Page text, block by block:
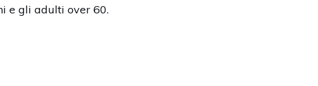
e gli adulti over 60.